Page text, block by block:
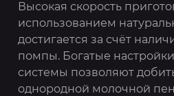
Высокая скорость
использованием
достигается за счёт
помпы. Богатые
системы позволяют
однородной молочной